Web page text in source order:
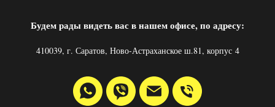
Будем рады видеть вас в нашем офисе, по адресу:
410039, г. Саратов, Ново-Астраханское ш.81, корпус 4